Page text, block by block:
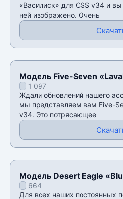
«Василиск» для CSS v34 и
ней изображено. Очень
Модель Five-Seven
1 097
Ждали обновлений нашего
мы представляем вам Five-
v34. Это потрясающее
Модель Desert Eagle
v34664
Для всех наших постоянных